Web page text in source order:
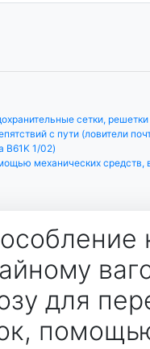
сетки,
с пути (ловители
B61K 1/02)
механических средств,
для